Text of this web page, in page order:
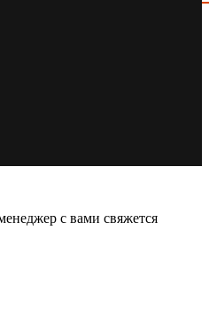
с вами свяжется